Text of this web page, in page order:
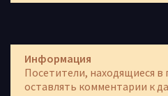
Информация
Посетители, находящиеся в
оставлять комментарии к